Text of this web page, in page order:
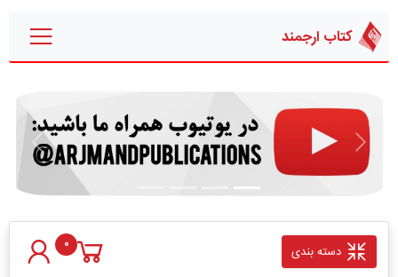
کتاب ارجمند
قبلی بعدی
دسته بندی 0